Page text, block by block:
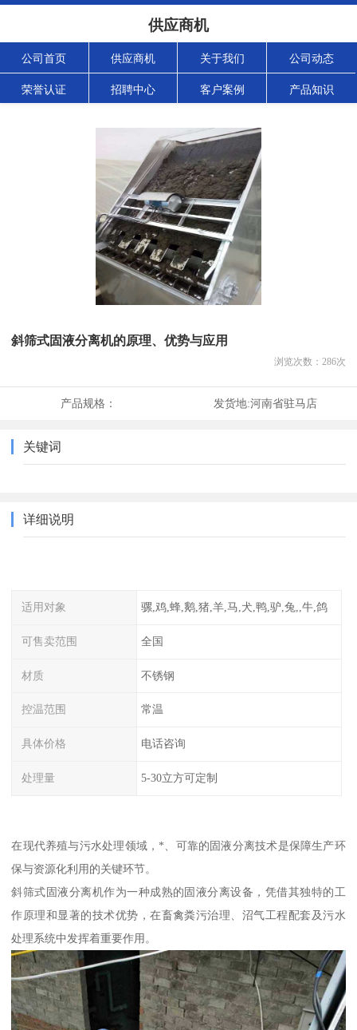
供应商机
公司首页 供应商机 关于我们 公司动态
荣誉认证 招聘中心 客户案例 产品知识
斜筛式固液分离机的原理、优势与应用
浏览次数： 286次
产品规格： 发货地:河南省驻马店
关键词
详细说明
适用对象 骡,鸡,蜂,鹅,猪,羊,马,犬,鸭,驴,兔,,牛,鸽
可售卖范围 全国
材质 不锈钢
控温范围 常温
具体价格 电话咨询
处理量 5-30立方可定制
在现代养殖与污水处理领域，*、可靠的固液分离技术是保障生产环
保与资源化利用的关键环节。
斜筛式固液分离机作为一种成熟的固液分离设备，凭借其独特的工
作原理和显著的技术优势，在畜禽粪污治理、沼气工程配套及污水
处理系统中发挥着重要作用。